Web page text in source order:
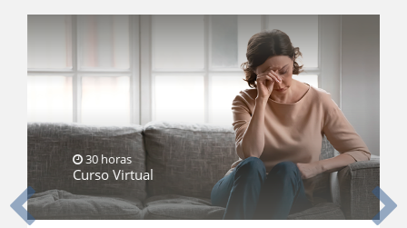
30 horas
Curso Virtual
Anterior